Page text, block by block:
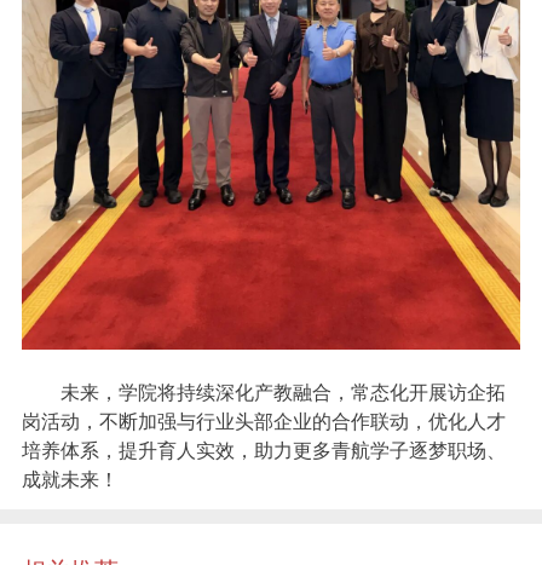
未来，学院将持续深化产教融合，常态化开展访企拓
岗活动，不断加强与行业头部企业的合作联动，优化人才
培养体系，提升育人实效，助力更多青航学子逐梦职场、
成就未来！